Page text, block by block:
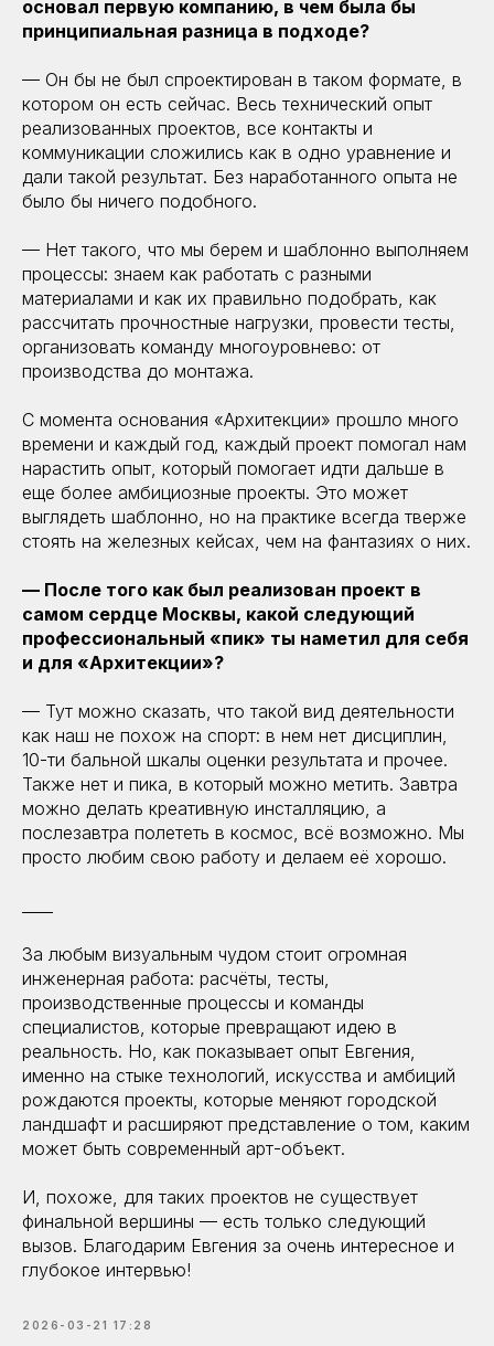
основал первую компанию, в чем была бы
принципиальная разница в подходе?
— Он бы не был спроектирован в таком формате, в
котором он есть сейчас. Весь технический опыт
реализованных проектов, все контакты и
коммуникации сложились как в одно уравнение и
дали такой результат. Без наработанного опыта не
было бы ничего подобного.
— Нет такого, что мы берем и шаблонно выполняем
процессы: знаем как работать с разными
материалами и как их правильно подобрать, как
рассчитать прочностные нагрузки, провести тесты,
организовать команду многоуровнево: от
производства до монтажа.
С момента основания «Архитекции» прошло много
времени и каждый год, каждый проект помогал нам
нарастить опыт, который помогает идти дальше в
еще более амбициозные проекты. Это может
выглядеть шаблонно, но на практике всегда тверже
стоять на железных кейсах, чем на фантазиях о них.
— После того как был реализован проект в
самом сердце Москвы, какой следующий
профессиональный «пик» ты наметил для себя
и для «Архитекции»?
— Тут можно сказать, что такой вид деятельности
как наш не похож на спорт: в нем нет дисциплин,
10-ти бальной шкалы оценки результата и прочее.
Также нет и пика, в который можно метить. Завтра
можно делать креативную инсталляцию, а
послезавтра полететь в космос, всё возможно. Мы
просто любим свою работу и делаем её хорошо.
За любым визуальным чудом стоит огромная
инженерная работа: расчёты, тесты,
производственные процессы и команды
специалистов, которые превращают идею в
реальность. Но, как показывает опыт Евгения,
именно на стыке технологий, искусства и амбиций
рождаются проекты, которые меняют городской
ландшафт и расширяют представление о том, каким
может быть современный арт-объект.
И, похоже, для таких проектов не существует
финальной вершины — есть только следующий
вызов. Благодарим Евгения за очень интересное и
глубокое интервью!
2026-03-21 17:28